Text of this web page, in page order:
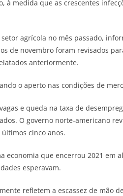
à medida que as crescentes
agrícola no mês passado,
de novembro foram revisados
anteriormente.
o aperto nas condições de
e queda na taxa de
O governo norte-americano
cinco anos.
economia que encerrou 2021 em
esperavam.
refletem a escassez de mão